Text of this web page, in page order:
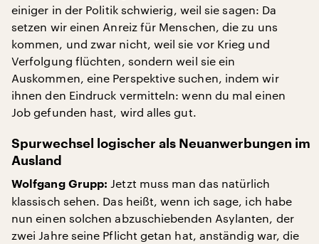
einiger in der Politik schwierig, weil sie sagen: Da
setzen wir einen Anreiz für Menschen, die zu uns
kommen, und zwar nicht, weil sie vor Krieg und
Verfolgung flüchten, sondern weil sie ein
Auskommen, eine Perspektive suchen, indem wir
ihnen den Eindruck vermitteln: wenn du mal einen
Job gefunden hast, wird alles gut.
Spurwechsel logischer als Neuanwerbungen im
Ausland
Wolfgang Grupp:Jetzt muss man das natürlich
klassisch sehen. Das heißt, wenn ich sage, ich habe
nun einen solchen abzuschiebenden Asylanten, der
zwei Jahre seine Pflicht getan hat, anständig war, die